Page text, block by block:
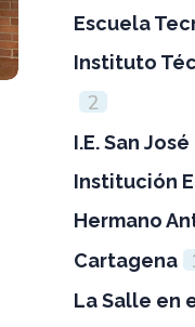
Escuela
Instituto
2
I.E. San
Institución
Hermano
Cartagena
La Salle en